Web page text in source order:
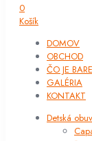
0
Košík
DOMOV
OBCHOD
ČO JE
GALÉRIA
KONTAKT
Detská obuv